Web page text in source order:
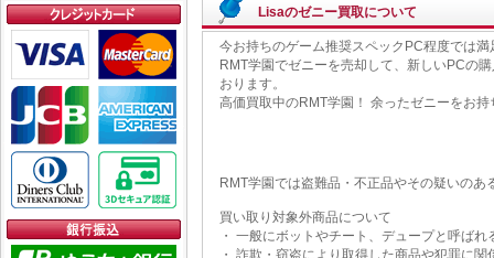
Lisaのゼニー買取について
今お持ちのゲーム推奨スペックPC程度では
RMT学園でゼニーを売却して、新しいPCの
おります。
高価買取中のRMT学園！ 余ったゼニーをお
RMT学園では盗難品・不正品やその疑いのあ
買い取り対象外商品について
・ 一般にボットやチート、デュープと呼ば
・ 詐欺・窃盗により取得した商品や犯罪に関